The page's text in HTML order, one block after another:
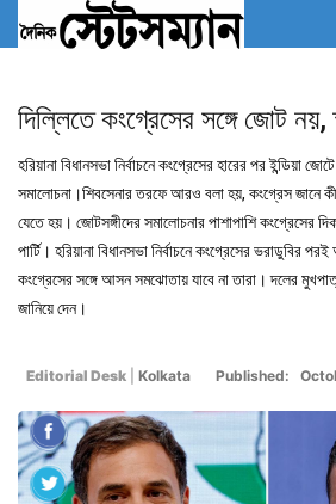
দিল্লিতে কংগ্রেসের সঙ্গে জোট
হরিয়ানা বিধানসভা নির্বাচনে কংগ্রেসের হারের পর ইন্ডিয়া
সমালোচনা।শিবসেনার তরফে আরও বলা হয়, কংগ্রেস জানে
যেতে হয়। জোটসঙ্গীদের সমালোচনার পাশাপাশি কংগ্রেসের
পার্টি। হরিয়ানা বিধানসভা নির্বাচনে কংগ্রেসের ভরাডুবির
কংগ্রেসের সঙ্গে আসন সমঝোতায় যাবে না তারা। দলের
জানিয়ে দেন।
Editorial Desk Kolkata Published: